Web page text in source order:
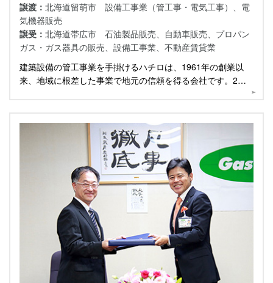
譲渡： 北海道留萌市 設備工事業（管工事・電気工事）、電
気機器販売
譲受： 北海道帯広市 石油製品販売、自動車販売、プロパン
ガス・ガス器具の販売、設備工事業、不動産賃貸業
建築設備の管工事業を手掛けるハチロは、1961年の創業以
来、地域に根差した事業で地元の信頼を得る会社です。2譲